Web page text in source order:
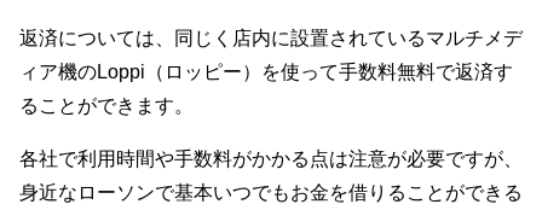
返済については、同じく店内に設置されているマルチメデ
ィア機のLoppi（ロッピー）を使って手数料無料で返済す
ることができます。
各社で利用時間や手数料がかかる点は注意が必要ですが、
身近なローソンで基本いつでもお金を借りることができる